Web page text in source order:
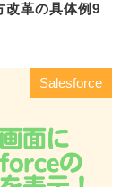
改革の具体例9
Salesforce